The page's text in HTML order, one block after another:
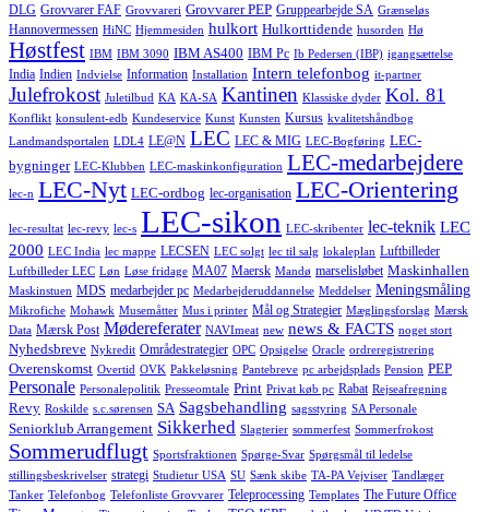
DLG Grovvarer FAF Grovvareri Grovvarer PEP Gruppearbejde SA Grænseløs
Hannovermessen HiNC Hjemmesiden hulkort Hulkorttidende husorden Hø
Høstfest IBM IBM 3090 IBM AS400 IBM Pc Ib Pedersen (IBP) igangsættelse
India Indien Indvielse Information Installation Intern telefonbog it-partner
Julefrokost Juletilbud KA KA-SA Kantinen Klassiske dyder Kol. 81
Konflikt konsulent-edb Kundeservice Kunst Kunsten Kursus kvalitetshåndbog
Landmandsportalen LDL4 LE@N LEC LEC & MIG LEC-Bogføring LEC-
bygninger LEC-Klubben LEC-maskinkonfiguration LEC-medarbejdere
lec-n LEC-Nyt LEC-ordbog lec-organisation LEC-Orientering
lec-resultat lec-revy lec-s LEC-sikon LEC-skribenter lec-teknik LEC
2000 LEC India lec mappe LECSEN LEC solgt lec til salg lokaleplan Luftbilleder
Luftbilleder LEC Løn Løse fridage MA07 Maersk Mandø marselisløbet Maskinhallen
Maskinstuen MDS medarbejder pc Medarbejderuddannelse Meddelser Meningsmåling
Mikrofiche Mohawk Musemåtter Mus i printer Mål og Strategier Mæglingsforslag Mærsk
Data Mærsk Post Mødereferater NAVImeat new news & FACTS noget stort
Nyhedsbreve Nykredit Områdestrategier OPC Opsigelse Oracle ordreregistrering
Overenskomst Overtid OVK Pakkeløsning Pantebreve pc arbejdsplads Pension PEP
Personale Personalepolitik Presseomtale Print Privat køb pc Rabat Rejseafregning
Revy Roskilde s.c.sørensen SA Sagsbehandling sagsstyring SA Personale
Seniorklub Arrangement Sikkerhed Slagterier sommerfest Sommerfrokost
Sommerudflugt Sportsfraktionen Spørge-Svar Spørgsmål til ledelse
stillingsbeskrivelser strategi Studietur USA SU Sænk skibe TA-PA Vejviser Tandlæger
Tanker Telefonbog Telefonliste Grovvarer Teleprocessing Templates The Future Office